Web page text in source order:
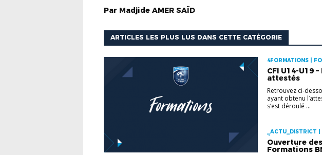
Par Madjide AMER SAÏD
ARTICLES LES PLUS LUS DANS CETTE CATÉGORIE
4FORMATIONS |
CFI U14-U19
attestés
Retrouvez ci-
ayant obtenu
s’est déroulé ...
_ACTU_DISTRICT
ÉDUCATEURS
Ouverture
Formations